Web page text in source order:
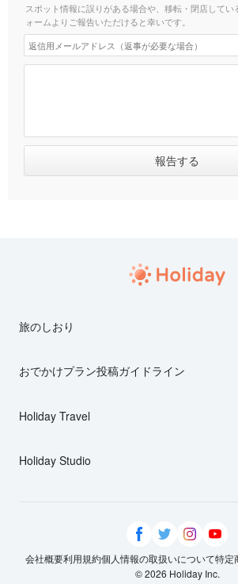
スポット情報に誤りがある場合や、移転・閉店してい
ォームよりご報告いただけると幸いです。
旅のしおり
おでかけプラン投稿ガイドライン
Holiday Travel
Holiday Studio
会社概要利用規約個人情報の取扱いについて特定
© 2026 Holiday Inc.